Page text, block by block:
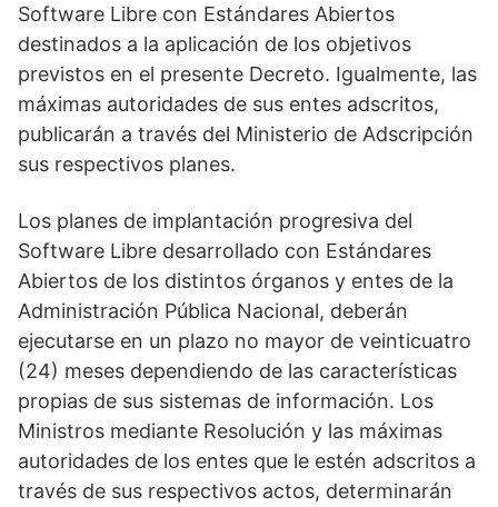
Software Libre con Estándares Abiertos
destinados a la aplicación de los objetivos
previstos en el presente Decreto. Igualmente, las
máximas autoridades de sus entes adscritos,
publicarán a través del Ministerio de Adscripción
sus respectivos planes.
Los planes de implantación progresiva del
Software Libre desarrollado con Estándares
Abiertos de los distintos órganos y entes de la
Administración Pública Nacional, deberán
ejecutarse en un plazo no mayor de veinticuatro
(24) meses dependiendo de las características
propias de sus sistemas de información. Los
Ministros mediante Resolución y las máximas
autoridades de los entes que le estén adscritos a
través de sus respectivos actos, determinarán